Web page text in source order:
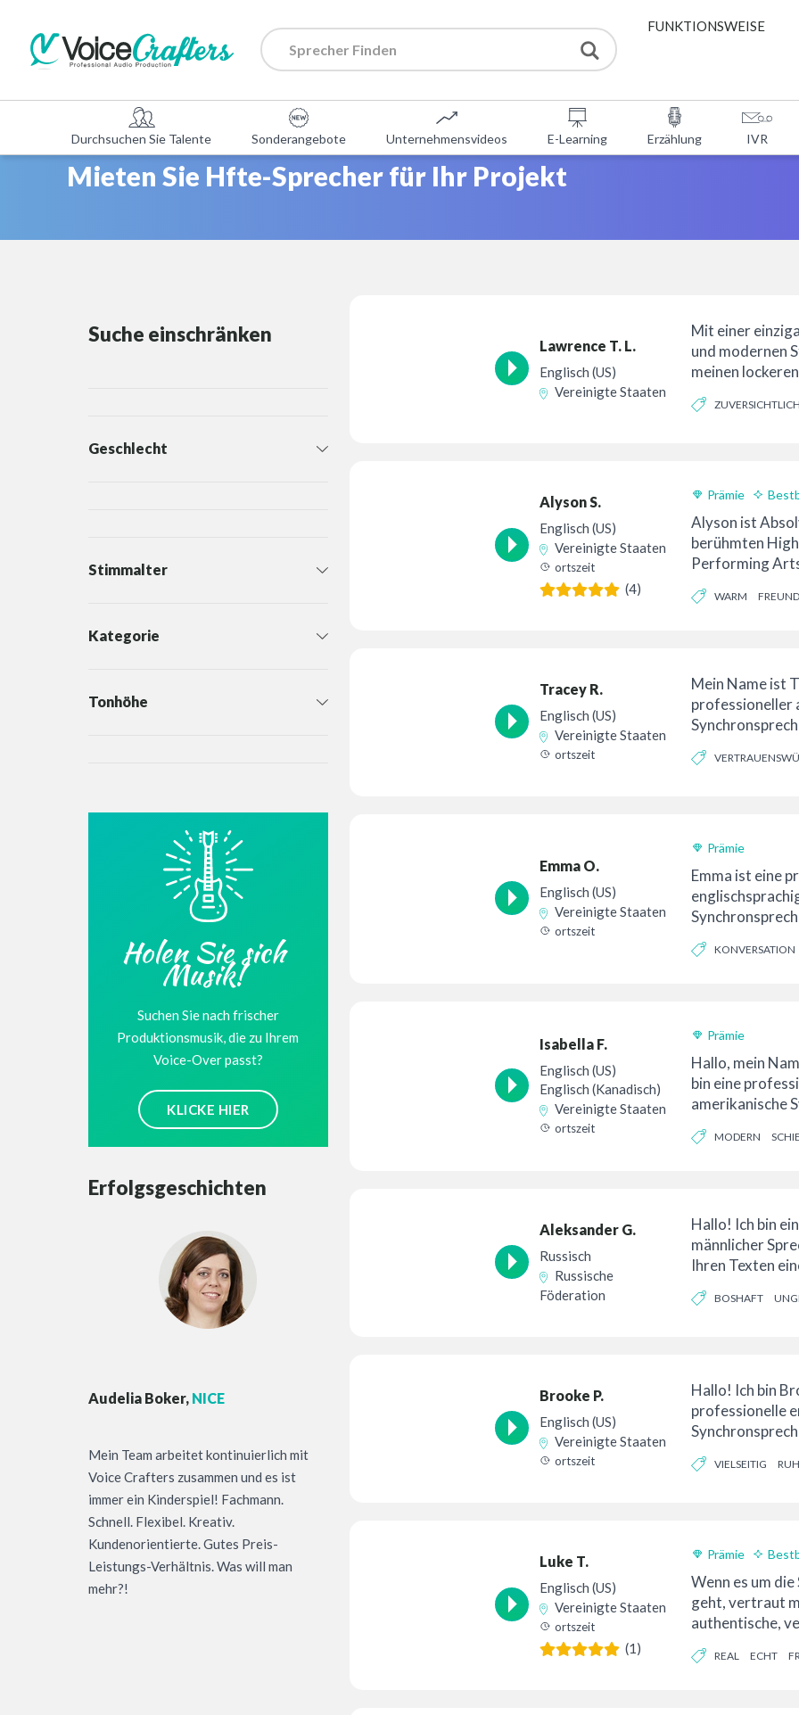
FUNKTIONSWEISE
KOSTENLOSE TOOLS
Durchsuchen Sie Talente Sonderangebote Unternehmensvideos E-Learning Erzählung IVR
Mieten Sie Hfte-Sprecher für Ihr Projekt
Suche einschränken
Geschlecht
Stimmalter
Kategorie
Tonhöhe
Holen Sie sich
Musik!
Suchen Sie nach frischer
Produktionsmusik, die zu Ihrem
Voice-Over passt?
KLICKE HIER
Erfolgsgeschichten
Audelia Boker, NICE
Mein Team arbeitet kontinuierlich mit
Voice Crafters zusammen und es ist
immer ein Kinderspiel! Fachmann.
Schnell. Flexibel. Kreativ.
Kundenorientierte. Gutes Preis-
Leistungs-Verhältnis. Was will man
mehr?!
Lawrence T. L.
Englisch (US)
Vereinigte Staaten
Mit einer
und modernen
meinen
ein. ...ZUVERSICHTLICH
Alyson S.
Englisch (US)
Vereinigte Staaten
ortszeit
(4)
Prämie
Alyson ist
berühmten
Performing
College,
WARM
Tracey R.
Englisch (US)
Vereinigte Staaten
ortszeit
Mein Name ist
professioneller
aufgeregt …
Emma O.
Englisch (US)
Vereinigte Staaten
ortszeit
Prämie
Emma ist eine
Mentoren und
KONVERSATION
Isabella F.
Englisch (US)
Englisch (Kanadisch)
Vereinigte Staaten
ortszeit
Prämie
Hallo, mein
bin eine
amerikanische
...
MODERN
Aleksander G.
Russisch
Russische
Föderation
Hallo! Ich bin
männlicher
Ihren Texten
Voiceover
BOSHAFT
Brooke P.
Englisch (US)
Vereinigte Staaten
ortszeit
Hallo! Ich bin
professionelle
Projekten
VIELSEITIG
Luke T.
Englisch (US)
Vereinigte Staaten
ortszeit
(1)
Prämie
Wenn es um
geht, vertraut
authentische,
Stimme als die
REAL ECHT